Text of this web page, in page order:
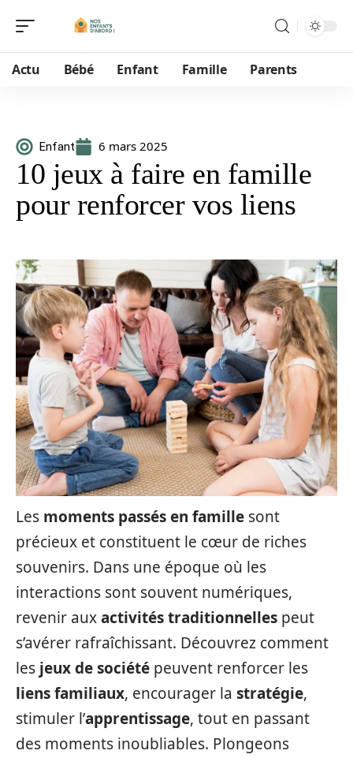
Actu Bébé Enfant Famille Parents
Enfant 6 mars 2025
10 jeux à faire en famille
pour renforcer vos liens
Les moments passés en famille sont
précieux et constituent le cœur de riches
souvenirs. Dans une époque où les
interactions sont souvent numériques,
revenir auxactivités traditionnelles peut
s’avérer rafraîchissant. Découvrez comment
les jeux de société peuvent renforcer les
liens familiaux, encourager la stratégie,
stimuler l’apprentissage, tout en passant
des moments inoubliables. Plongeons